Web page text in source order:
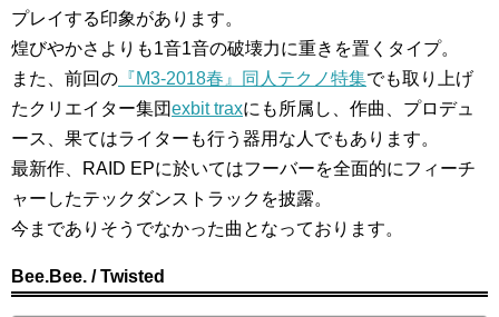
プレイする印象があります。
煌びやかさよりも1音1音の破壊力に重きを置くタイプ。
また、前回の 『M3-2018春』同人テクノ特集でも取り上げ
たクリエイター集団exbit traxにも所属し、作曲、プロデュ
ース、果てはライターも行う器用な人でもあります。
最新作、RAID EPに於いてはフーバーを全面的にフィーチ
ャーしたテックダンストラックを披露。
今までありそうでなかった曲となっております。
Bee.Bee. / Twisted